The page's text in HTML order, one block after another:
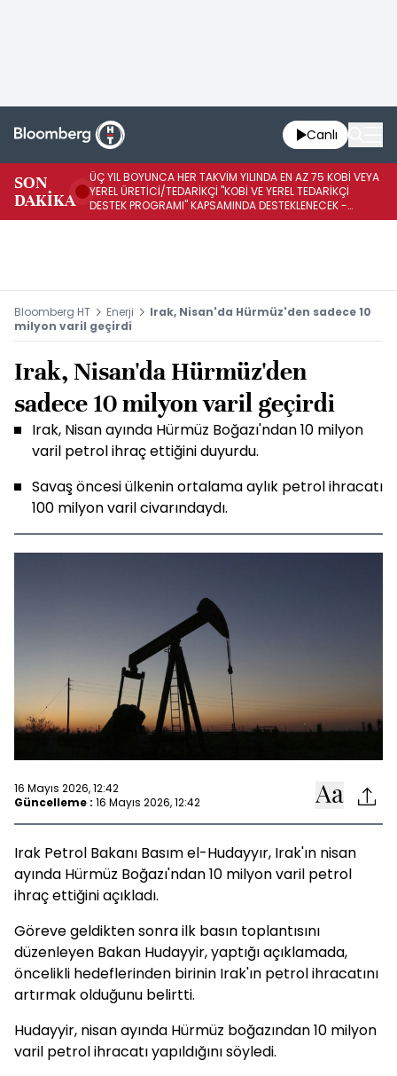
Canlı
SON
DAKİKA
ÜÇ YIL BOYUNCA HER TAKVİM YILINDA EN AZ 75 KOBİ VEYA
YEREL ÜRETİCİ/TEDARİKÇİ "KOBİ VE YEREL TEDARİKÇİ
DESTEK PROGRAMI" KAPSAMINDA DESTEKLENECEK -
REKABET KURUMU
Bloomberg HT Enerji
Irak, Nisan'da Hürmüz'den sadece 10
milyon varil geçirdi
Irak, Nisan'da Hürmüz'den
sadece 10 milyon varil geçirdi
Irak, Nisan ayında Hürmüz Boğazı'ndan 10 milyon
varil petrol ihraç ettiğini duyurdu.
Savaş öncesi ülkenin ortalama aylık petrol ihracatı
100 milyon varil civarındaydı.
16 Mayıs 2026, 12:42
Güncelleme : 16 Mayıs 2026, 12:42
Irak Petrol Bakanı Basım el-Hudayyır, Irak'ın nisan
ayında Hürmüz Boğazı'ndan 10 milyon varil petrol
ihraç ettiğini açıkladı.
Göreve geldikten sonra ilk basın toplantısını
düzenleyen Bakan Hudayyir, yaptığı açıklamada,
öncelikli hedeflerinden birinin Irak'ın petrol ihracatını
artırmak olduğunu belirtti.
Hudayyir, nisan ayında Hürmüz boğazından 10 milyon
varil petrol ihracatı yapıldığını söyledi.